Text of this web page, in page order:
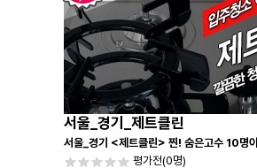
서울_경기_제트클린
서울_경기 <제트클린> 찐! 숨은고수 10명
평가전(0명)